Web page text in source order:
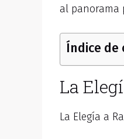
al panorama
Índice de
La
La Elegía a